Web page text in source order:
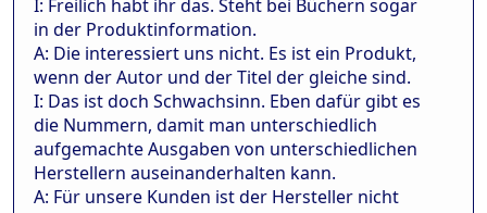
I: Freilich habt ihr das. Steht bei Büchern sogar
in der Produktinformation.
A: Die interessiert uns nicht. Es ist ein Produkt,
wenn der Autor und der Titel der gleiche sind.
I: Das ist doch Schwachsinn. Eben dafür gibt es
die Nummern, damit man unterschiedlich
aufgemachte Ausgaben von unterschiedlichen
Herstellern auseinanderhalten kann.
A: Für unsere Kunden ist der Hersteller nicht